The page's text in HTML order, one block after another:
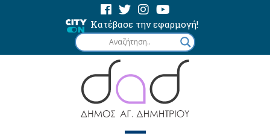
Κατέβασε την εφαρμογή!